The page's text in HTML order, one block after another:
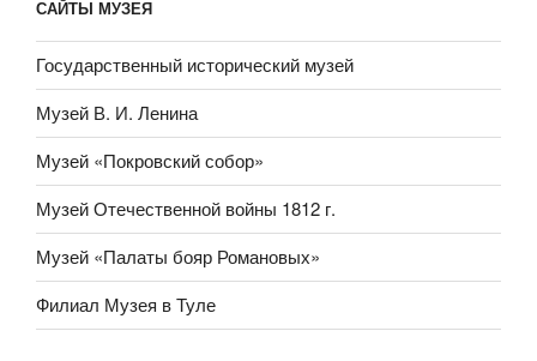
САЙТЫ МУЗЕЯ
Государственный исторический музей
Музей В. И. Ленина
Музей «Покровский собор»
Музей Отечественной войны 1812 г.
Музей «Палаты бояр Романовых»
Филиал Музея в Туле